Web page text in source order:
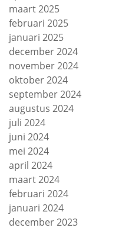
maart 2025
februari 2025
januari 2025
december 2024
november 2024
oktober 2024
september 2024
augustus 2024
juli 2024
juni 2024
mei 2024
april 2024
maart 2024
februari 2024
januari 2024
december 2023